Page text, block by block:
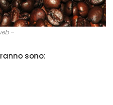
–
sono: